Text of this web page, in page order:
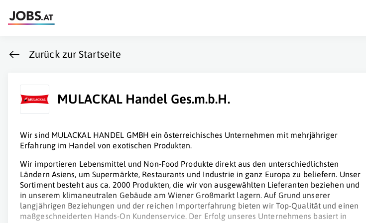
Zurück zur Startseite
MULACKAL Handel Ges.m.b.H.
Wir sind MULACKAL HANDEL GMBH ein österreichisches Unternehmen mit mehrjähriger
Erfahrung im Handel von exotischen Produkten.
Wir importieren Lebensmittel und Non-Food Produkte direkt aus den unterschiedlichsten
Ländern Asiens, um Supermärkte, Restaurants und Industrie in ganz Europa zu beliefern. Unser
Sortiment besteht aus ca. 2000 Produkten, die wir von ausgewählten Lieferanten beziehen und
in unserem klimaneutralen Gebäude am Wiener Großmarkt lagern. Auf Grund unserer
langjährigen Beziehungen und der reichen Importerfahrung bieten wir Top-Qualität und einen
maßgeschneiderten Hands-On Kundenservice. Der Erfolg unseres Unternehmens basiert in